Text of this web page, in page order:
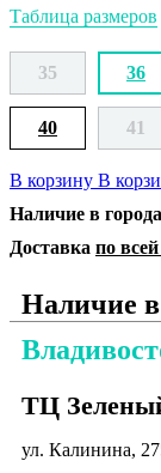
Таблица размеров
35 36
40 41
В корзину В
Наличие в
Доставка по
Наличие
ТЦ
ул. Калинина,